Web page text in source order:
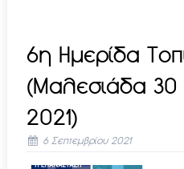
6η Ημερίδα
(Μαλεσιάδα 30
2021)
6 Σεπτεμβρίου 2021